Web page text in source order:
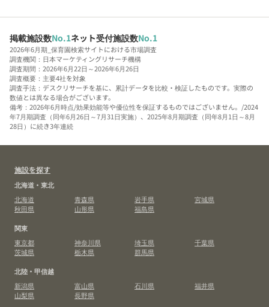
掲載施設数No.1ネット受付施設数No.1
2026年6月期_保育園検索サイトにおける市場調査
調査機関：日本マーケティングリサーチ機構
調査期間：2026年6月22日～2026年6月26日
調査概要：主要4社を対象
調査手法：デスクリサーチを基に、累計データを比較・検証したものです。実際の
数値とは異なる場合がございます。
備考：2026年6月時点/効果効能等や優位性を保証するものではございません。/2024
年7月期調査（同年6月26日～7月31日実施）、2025年8月期調査（同年8月1日～8月
28日）に続き3年連続
施設を探す
北海道・東北
北海道
青森県 岩手県
宮城県
秋田県
山形県
福島県
関東
東京都
神奈川県 埼玉県
千葉県
茨城県
栃木県
群馬県
北陸・甲信越
新潟県
富山県 石川県
福井県
山梨県
長野県